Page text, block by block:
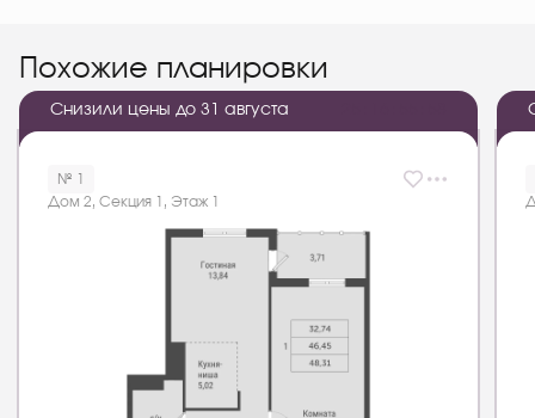
Похожие планировки
Снизили цены до 31 августа
№ 1
Дом 2, Секция 1, Этаж 1